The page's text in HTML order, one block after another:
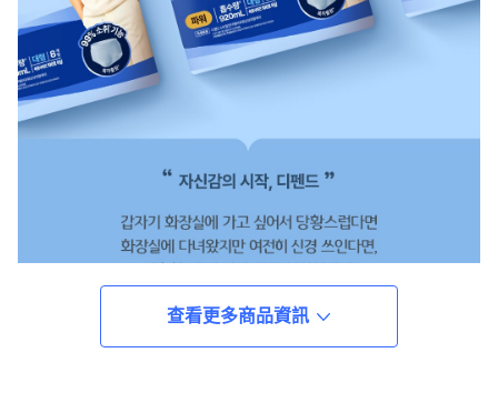
查看更多商品資訊